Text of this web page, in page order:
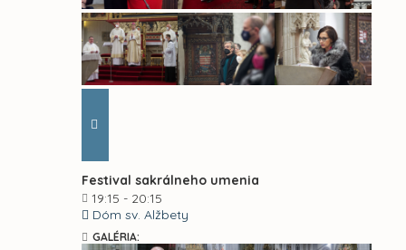
Festival sakrálneho umenia
19:15 - 20:15
Dóm sv. Alžbety
GALÉRIA: